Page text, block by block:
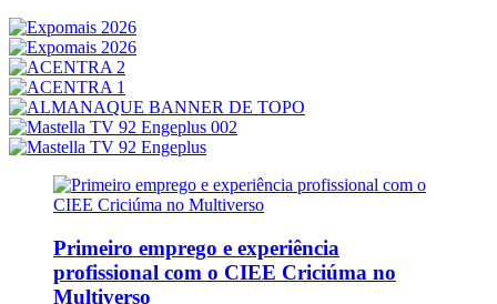
Primeiro emprego e experiência
profissional com o CIEE Criciúma no
Multiverso